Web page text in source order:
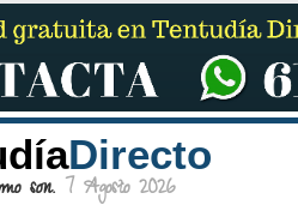
Directo
son. 7 Agosto 2026